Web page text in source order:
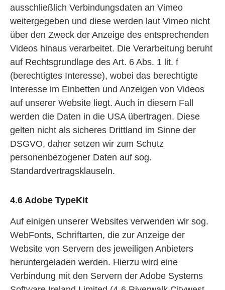
ausschließlich Verbindungsdaten an Vimeo
weitergegeben und diese werden laut Vimeo nicht
über den Zweck der Anzeige des entsprechenden
Videos hinaus verarbeitet. Die Verarbeitung beruht
auf Rechtsgrundlage des Art. 6 Abs. 1 lit. f
(berechtigtes Interesse), wobei das berechtigte
Interesse im Einbetten und Anzeigen von Videos
auf unserer Website liegt. Auch in diesem Fall
werden die Daten in die USA übertragen. Diese
gelten nicht als sicheres Drittland im Sinne der
DSGVO, daher setzen wir zum Schutz
personenbezogener Daten auf sog.
Standardvertragsklauseln.
4.6 Adobe TypeKit
Auf einigen unserer Websites verwenden wir sog.
WebFonts, Schriftarten, die zur Anzeige der
Website von Servern des jeweiligen Anbieters
heruntergeladen werden. Hierzu wird eine
Verbindung mit den Servern der Adobe Systems